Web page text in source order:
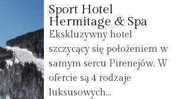
Sport Hotel
Hermitage & Spa
Ekskluzywny hotel
szczycący się położeniem w
samym sercu Pirenejów. W
ofercie są 4 rodzaje
luksusowych...